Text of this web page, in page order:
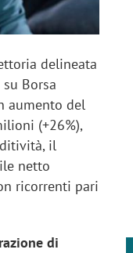
delineata
Borsa
aumento del
(+26%),
il
netto
ricorrenti pari
di